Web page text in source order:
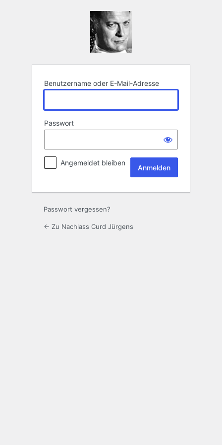
Benutzername oder E-Mail-Adresse
Passwort
Angemeldet bleiben
Passwort vergessen?
← Zu Nachlass Curd Jürgens